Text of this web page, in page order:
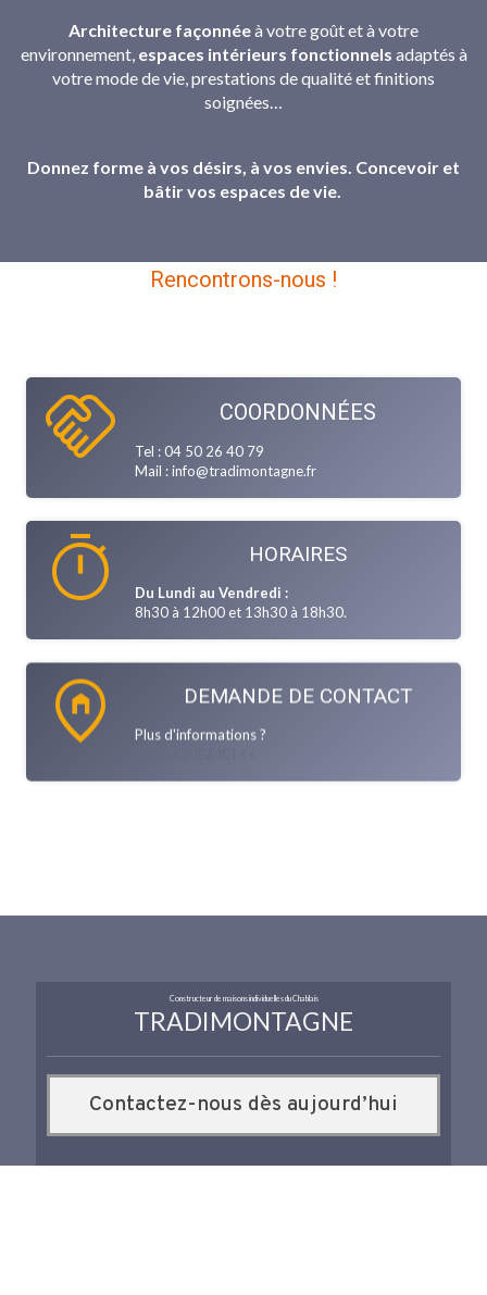
Architecture façonnéeà votre goût et à votre
environnement, espaces intérieurs fonctionnels adaptés à
votre mode de vie, prestations de qualité et finitions
soignées…
Donnez forme à vos désirs, à vos envies. Concevoir et
bâtir vos espaces de vie.
Rencontrons-nous !
handshake COORDONNÉES
Tel : 04 50 26 40 79
Mail : info@tradimontagne.fr
timer HORAIRES
Du Lundi au Vendredi :
8h30 à 12h00 et 13h30 à 18h30.
home_pin DEMANDE DE CONTACT
Plus d'informations ?
Constructeur de maisons individuelles du Chablais
TRADIMONTAGNE
Contactez-nous dès aujourd’hui